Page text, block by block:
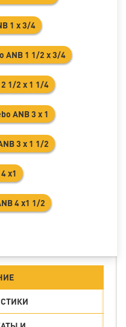
1 х 3/4
ANB 1 1/2 х 3/4
1/2 х 1 1/4
ANB 3 х 1
3 х 1 1/2
х1
4 х1 1/2